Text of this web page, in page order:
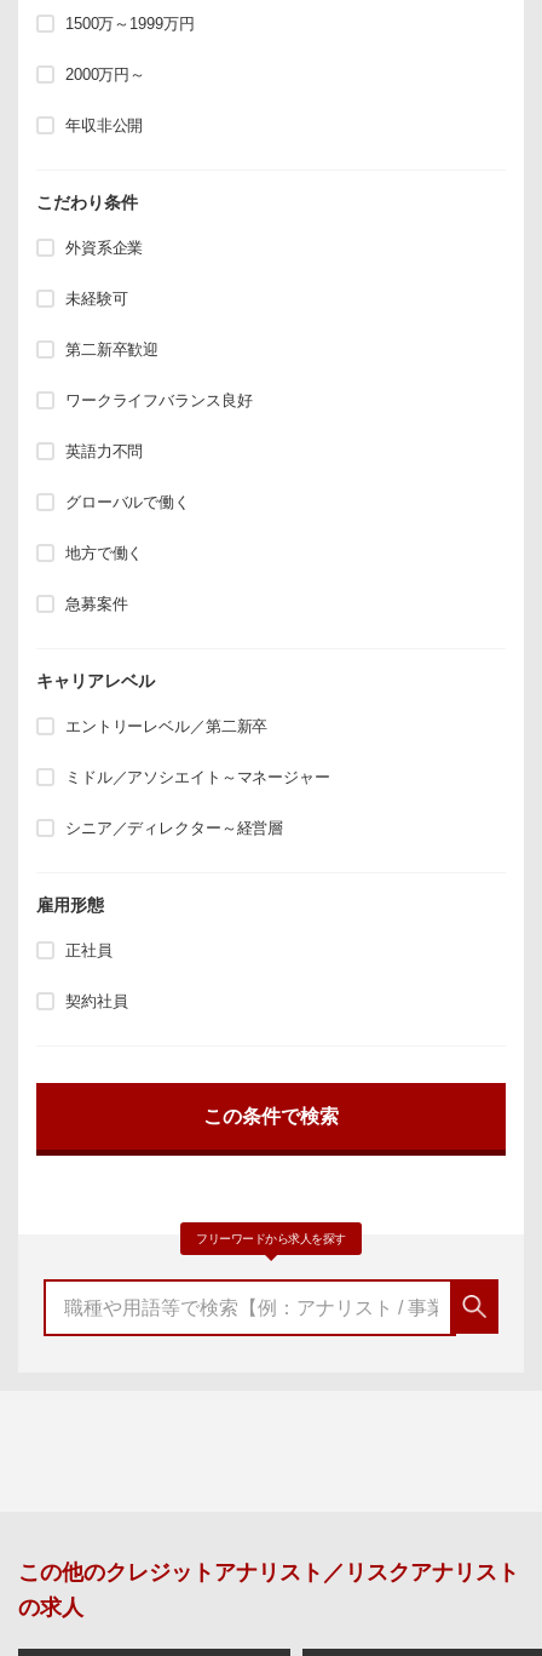
1500万～1999万円
2000万円～
年収非公開
こだわり条件
外資系企業
未経験可
第二新卒歓迎
ワークライフバランス良好
英語力不問
グローバルで働く
地方で働く
急募案件
キャリアレベル
エントリーレベル／第二新卒
ミドル／アソシエイト～マネージャー
シニア／ディレクター～経営層
雇用形態
正社員
契約社員
フリーワードから求人を探す
この他のクレジットアナリスト／リスクアナリスト
の求人